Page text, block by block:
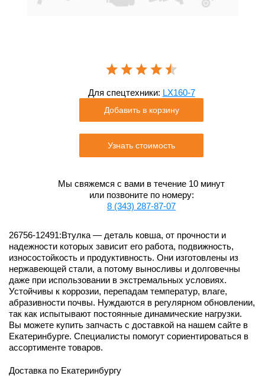
Для спецтехники: LX160-7
Добавить в корзину
Узнать стоимость
Мы свяжемся с вами в течение 10 минут
или позвоните по номеру:
8 (343) 287-87-07
26756-12491:Втулка — деталь ковша, от прочности и
надежности которых зависит его работа, подвижность,
износостойкость и продуктивность. Они изготовлены из
нержавеющей стали, а потому выносливы и долговечны
даже при использовании в экстремальных условиях.
Устойчивы к коррозии, перепадам температур, влаге,
абразивности почвы. Нуждаются в регулярном обновлении,
так как испытывают постоянные динамические нагрузки.
Вы можете купить запчасть с доставкой на нашем сайте в
Екатеринбурге. Специалисты помогут сориентироваться в
ассортименте товаров.
Доставка по Екатеринбургу